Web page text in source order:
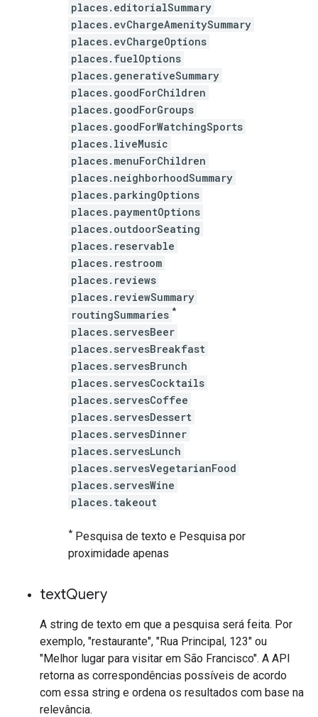
places.editorialSummary
places.evChargeAmenitySummary
places.evChargeOptions
places.fuelOptions
places.generativeSummary
places.goodForChildren
places.goodForGroups
places.goodForWatchingSports
places.liveMusic
places.menuForChildren
places.neighborhoodSummary
places.parkingOptions
places.paymentOptions
places.outdoorSeating
places.reservable
places.restroom
places.reviews
places.reviewSummary
routingSummaries *
places.servesBeer
places.servesBreakfast
places.servesBrunch
places.servesCocktails
places.servesCoffee
places.servesDessert
places.servesDinner
places.servesLunch
places.servesVegetarianFood
places.servesWine
places.takeout
* Pesquisa de texto e Pesquisa por
proximidade apenas
textQuery
A string de texto em que a pesquisa será feita. Por
exemplo, "restaurante", "Rua Principal, 123" ou
"Melhor lugar para visitar em São Francisco". A API
retorna as correspondências possíveis de acordo
com essa string e ordena os resultados com base na
relevância.